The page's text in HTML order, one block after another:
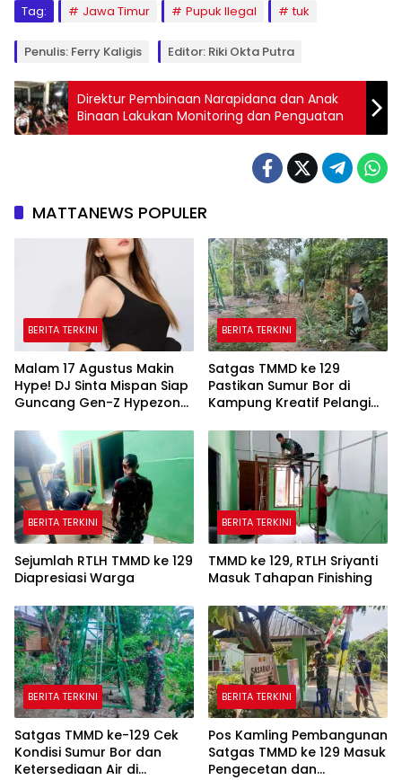
Tag: Jawa Timur Pupuk Ilegal tuk
Penulis: Ferry Kaligis Editor: Riki Okta Putra
Direktur Pembinaan Narapidana dan Anak
Binaan Lakukan Monitoring dan Penguatan
MATTANEWS POPULER
BERITA TERKINI
Malam 17 Agustus Makin
Hype! DJ Sinta Mispan Siap
Guncang Gen-Z Hypezone
BERITA TERKINI
Satgas TMMD ke 129
Pastikan Sumur Bor di
Kampung Kreatif Pelangi
BERITA TERKINI
Sejumlah RTLH TMMD ke 129
Diapresiasi Warga
BERITA TERKINI
TMMD ke 129, RTLH Sriyanti
Masuk Tahapan Finishing
BERITA TERKINI
Satgas TMMD ke-129 Cek
Kondisi Sumur Bor dan
Ketersediaan Air di
BERITA TERKINI
Pos Kamling Pembangunan
Satgas TMMD ke 129 Masuk
Pengecetan dan